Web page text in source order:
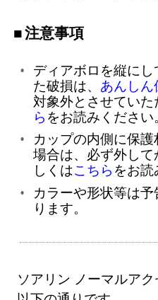
注意事項
ディアボロを縦に
た破損は、 あんしん
対象外とさせてい
ら をお読みください。
カップの内側に保
場合は、必ず外し
しくはこちら をお読
カラーや形状等は
ります。
ソアリン ノーマルア